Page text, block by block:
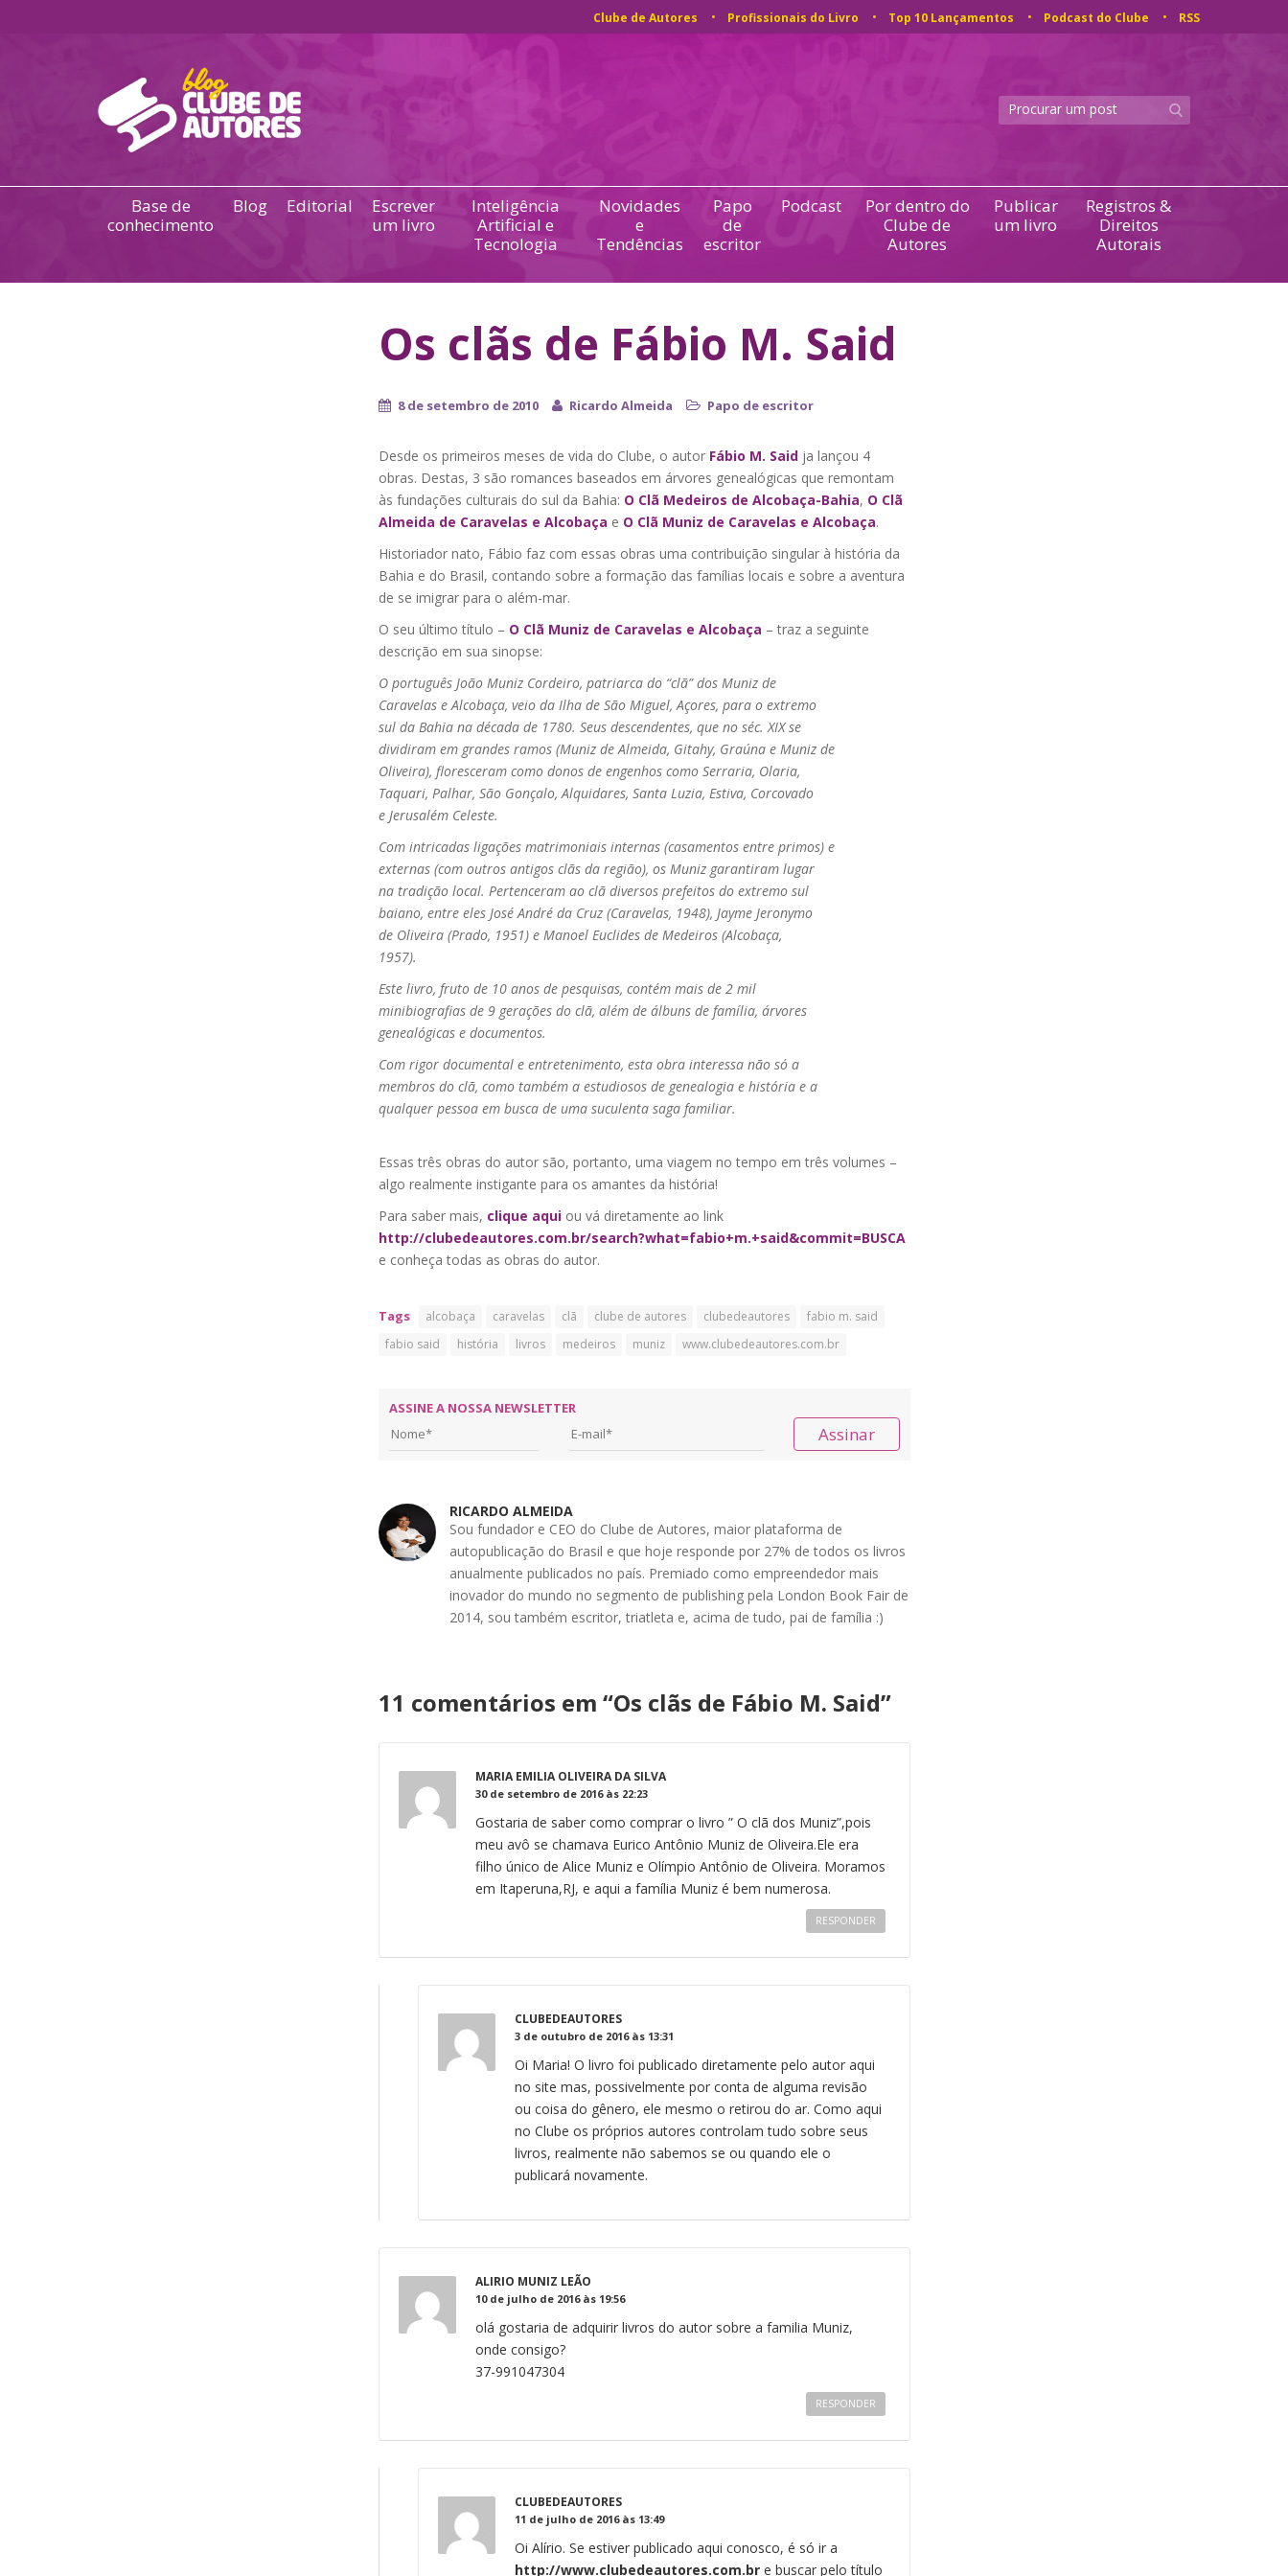
Clube de Autores Profissionais do Livro Top 10 Lançamentos Podcast do Clube RSS
Base de
conhecimento
Blog Editorial
Escrever
um livro
Inteligência
Artificial e
Tecnologia
Novidades
e
Tendências
Papo
de
escritor
Podcast
Por dentro do
Clube de
Autores
Publicar
um livro
Registros &
Direitos
Autorais
Os clãs de Fábio M. Said
8 de setembro de 2010 Ricardo Almeida Papo de escritor
Desde os primeiros meses de vida do Clube, o autor Fábio M. Saidja lançou 4
obras. Destas, 3 são romances baseados em árvores genealógicas que remontam
às fundações culturais do sul da Bahia: O Clã Medeiros de Alcobaça-Bahia, O Clã
Almeida de Caravelas e Alcobaça e O Clã Muniz de Caravelas e Alcobaça.
Historiador nato, Fábio faz com essas obras uma contribuição singular à história da
Bahia e do Brasil, contando sobre a formação das famílias locais e sobre a aventura
de se imigrar para o além-mar.
O seu último título – O Clã Muniz de Caravelas e Alcobaça – traz a seguinte
descrição em sua sinopse:
O português João Muniz Cordeiro, patriarca do “clã” dos Muniz de
Caravelas e Alcobaça, veio da Ilha de São Miguel, Açores, para o extremo
sul da Bahia na década de 1780. Seus descendentes, que no séc. XIX se
dividiram em grandes ramos (Muniz de Almeida, Gitahy, Graúna e Muniz de
Oliveira), floresceram como donos de engenhos como Serraria, Olaria,
Taquari, Palhar, São Gonçalo, Alquidares, Santa Luzia, Estiva, Corcovado
e Jerusalém Celeste.
Com intricadas ligações matrimoniais internas (casamentos entre primos) e
externas (com outros antigos clãs da região), os Muniz garantiram lugar
na tradição local. Pertenceram ao clã diversos prefeitos do extremo sul
baiano, entre eles José André da Cruz (Caravelas, 1948), Jayme Jeronymo
de Oliveira (Prado, 1951) e Manoel Euclides de Medeiros (Alcobaça,
1957).
Este livro, fruto de 10 anos de pesquisas, contém mais de 2 mil
minibiografias de 9 gerações do clã, além de álbuns de família, árvores
genealógicas e documentos.
Com rigor documental e entretenimento, esta obra interessa não só a
membros do clã, como também a estudiosos de genealogia e história e a
qualquer pessoa em busca de uma suculenta saga familiar.
Essas três obras do autor são, portanto, uma viagem no tempo em três volumes –
algo realmente instigante para os amantes da história!
Para saber mais, clique aquiou vá diretamente ao link
http://clubedeautores.com.br/search?what=fabio+m.+said&commit=BUSCA
e conheça todas as obras do autor.
Tags alcobaça caravelas clã clube de autores clubedeautores
fabio m. said
fabio said
história livros medeiros muniz www.clubedeautores.com.br
ASSINE A NOSSA NEWSLETTER
Assinar
RICARDO ALMEIDA
Sou fundador e CEO do Clube de Autores, maior plataforma de
autopublicação do Brasil e que hoje responde por 27% de todos os livros
anualmente publicados no país. Premiado como empreendedor mais
inovador do mundo no segmento de publishing pela London Book Fair de
2014, sou também escritor, triatleta e, acima de tudo, pai de família :)
11 comentários em “Os clãs de Fábio M. Said”
MARIA EMILIA OLIVEIRA DA SILVA
30 de setembro de 2016 às 22:23
Gostaria de saber como comprar o livro ” O clã dos Muniz”,pois
meu avô se chamava Eurico Antônio Muniz de Oliveira.Ele era
filho único de Alice Muniz e Olímpio Antônio de Oliveira. Moramos
em Itaperuna,RJ, e aqui a família Muniz é bem numerosa.
RESPONDER
CLUBEDEAUTORES
3 de outubro de 2016 às 13:31
Oi Maria! O livro foi publicado diretamente pelo autor aqui
no site mas, possivelmente por conta de alguma revisão
ou coisa do gênero, ele mesmo o retirou do ar. Como aqui
no Clube os próprios autores controlam tudo sobre seus
livros, realmente não sabemos se ou quando ele o
publicará novamente.
ALIRIO MUNIZ LEÃO
10 de julho de 2016 às 19:56
olá gostaria de adquirir livros do autor sobre a familia Muniz,
onde consigo?
37-991047304
RESPONDER
CLUBEDEAUTORES
11 de julho de 2016 às 13:49
Oi Alírio. Se estiver publicado aqui conosco, é só ir a
http://www.clubedeautores.com.bre buscar pelo título